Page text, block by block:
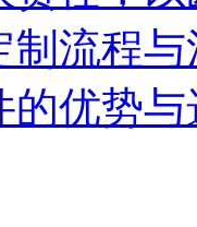
制流程
的优势